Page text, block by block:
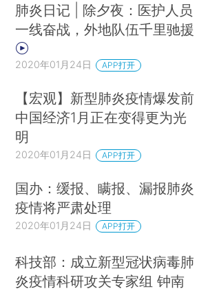
肺炎日记 | 除夕夜：医护人员
一线奋战，外地队伍千里驰援
2020年01月24日 APP打开
【宏观】新型肺炎疫情爆发前
中国经济1月正在变得更为光
明
2020年01月24日 APP打开
国办：缓报、瞒报、漏报肺炎
疫情将严肃处理
2020年01月24日 APP打开
科技部：成立新型冠状病毒肺
炎疫情科研攻关专家组 钟南